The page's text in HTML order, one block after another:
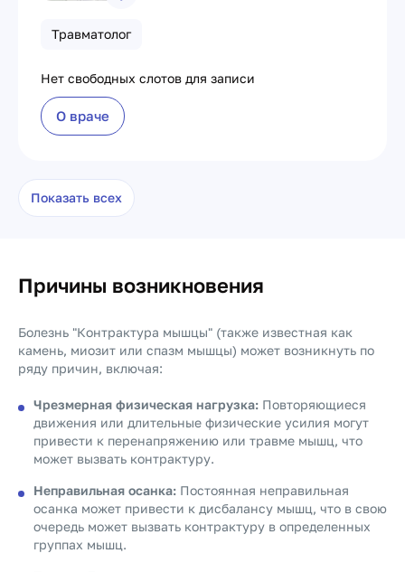
Травматолог
Нет свободных слотов для записи
О враче
Показать всех
Причины возникновения
Болезнь "Контрактура мышцы" (также известная как
камень, миозит или спазм мышцы) может возникнуть по
ряду причин, включая:
Чрезмерная физическая нагрузка: Повторяющиеся
движения или длительные физические усилия могут
привести к перенапряжению или травме мышц, что
может вызвать контрактуру.
Неправильная осанка: Постоянная неправильная
осанка может привести к дисбалансу мышц, что в свою
очередь может вызвать контрактуру в определенных
группах мышц.